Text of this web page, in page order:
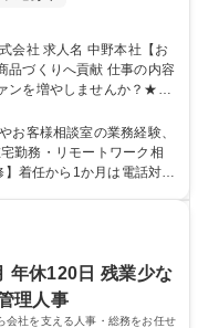
社【お
へ貢献 仕事の内容
ンを増やしませんか？★≫
く上で、窓口となるお客
の声に迅速かつ誠意をも
に反映しています。 【具
りへ貢献
お客様相談室の業務経験、
勤務・リモートワーク相
ングループの広報機能を担
き上げたホスピタリティ
関連業務を行っておりま
年休120日 残業少な
理人事
会社を支える人事・総務をお任せ